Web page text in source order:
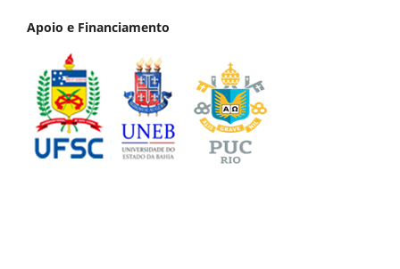
Apoio e Financiamento